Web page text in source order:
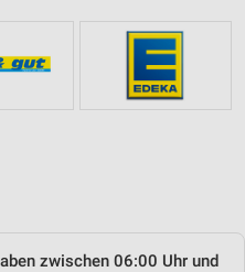
zwischen 06:00 Uhr und